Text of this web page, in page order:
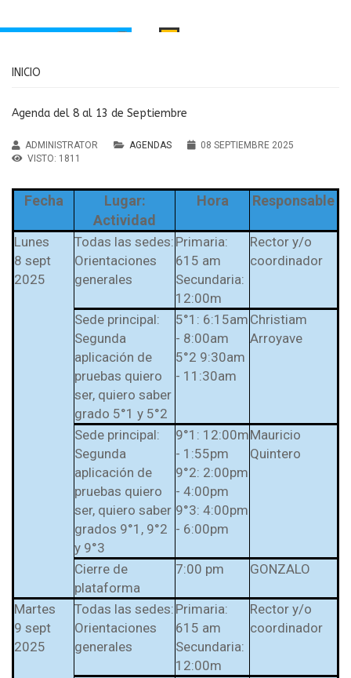
y Media
Agendas
Noticias
Educativos
Servicios
de privacidad
Prest-Math para
Quiero Saber
Institución Educativa María
Auxiliadora Caldas
Antioquia
INICIO
Agenda del 8 al 13 de Septiembre
ADMINISTRATOR AGENDAS
08 SEPTIEMBRE 2025
VISTO: 1811
Fecha
Lugar:
Actividad
Hora Responsable
Lunes
8 sept
2025
Todas las sedes:
Orientaciones
generales
Primaria:
615 am
Secundaria:
12:00m
Rector y/o
coordinador
Sede principal:
Segunda
aplicación de
pruebas quiero
ser, quiero saber
grado 5°1 y 5°2
5°1: 6:15am
- 8:00am
5°2 9:30am
- 11:30am
Christiam
Arroyave
Sede principal:
Segunda
aplicación de
pruebas quiero
ser, quiero saber
grados 9°1, 9°2
y 9°3
9°1: 12:00m
- 1:55pm
9°2: 2:00pm
- 4:00pm
9°3: 4:00pm
- 6:00pm
Mauricio
Quintero
Cierre de
plataforma
7:00 pm GONZALO
Martes
9 sept
2025
Todas las sedes:
Orientaciones
generales
Primaria:
615 am
Secundaria:
12:00m
Rector y/o
coordinador